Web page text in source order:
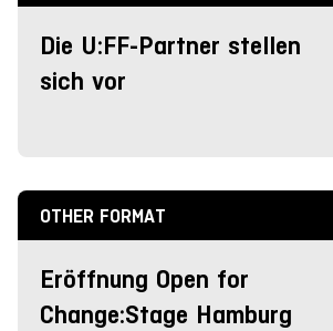
Die U:FF-Partner stellen
sich vor
OTHER FORMAT
Eröffnung Open for
Change:Stage Hamburg